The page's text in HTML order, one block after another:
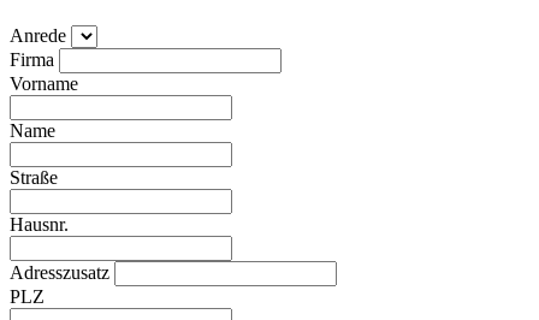
Anrede
Firma
Vorname
Name
Straße
Hausnr.
Adresszusatz
PLZ